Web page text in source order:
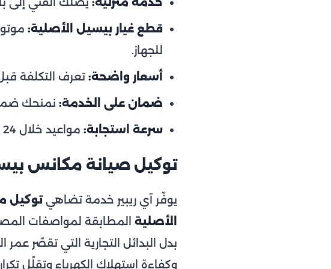
قطع غيار بيسيل الأصلية:
للجهاز.
أسعار واضحة: تعرف التكلفة
ضمان على الخدمة: نمنحك
سرعة استجابة: مواعيد خلال 24 ساعة ودعم عبر خدمة عملاء بيسيل على مدار اليوم.
توكيل صيانة مكانس
يوفّر آي ريبير خدمة تضاهيتوكيل
الأصلية المطابقة لمواصفات
بدل البدائل التجارية التي تقصّر
وكفاءة استهلاك الكهرباء وتقلّل